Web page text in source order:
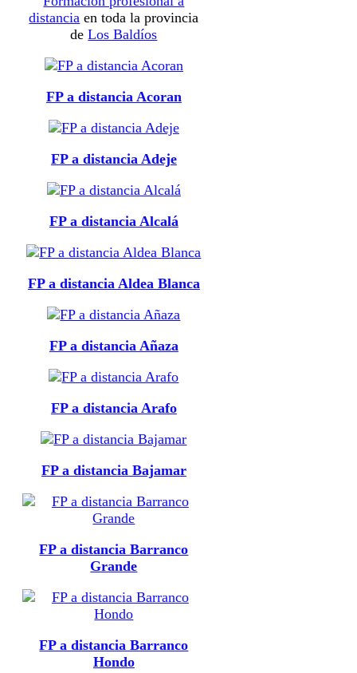
distancia en toda la provincia
deLos Baldíos
FP a distancia Acoran
FP a distancia Adeje
FP a distancia Alcalá
FP a distancia Aldea Blanca
FP a distancia Añaza
FP a distancia Arafo
FP a distancia Bajamar
FP a distancia Barranco
Grande
FP a distancia Barranco
Hondo